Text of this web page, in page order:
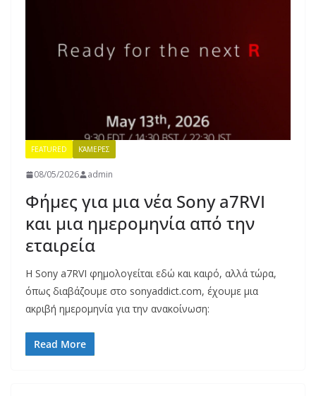
FEATURED ΚΆΜΕΡΕΣ
08/05/2026 admin
Φήμες για μια νέα Sony a7RVI
και μια ημερομηνία από την
εταιρεία
Η Sony a7RVI φημολογείται εδώ και καιρό, αλλά τώρα,
όπως διαβάζουμε στο sonyaddict.com, έχουμε μια
ακριβή ημερομηνία για την ανακοίνωση:
Read More